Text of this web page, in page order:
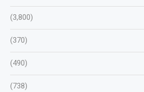
(3,800)
(370)
(490)
(738)